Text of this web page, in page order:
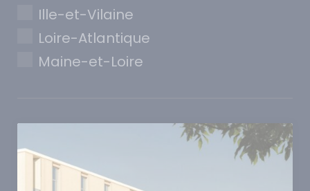
Ille-et-Vilaine
Loire-Atlantique
Maine-et-Loire